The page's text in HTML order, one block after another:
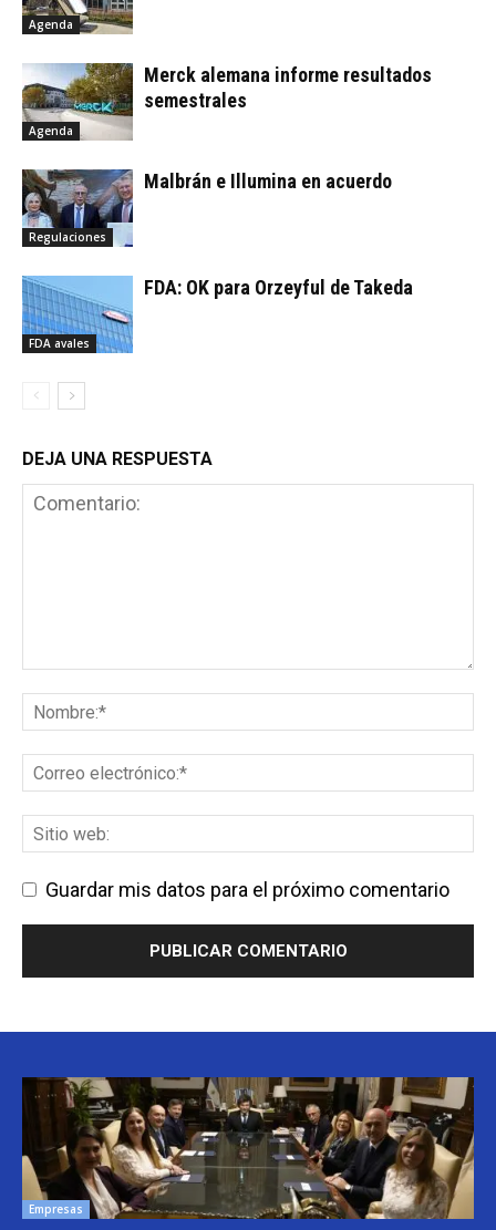
Agenda
Agenda
Merck alemana informe resultados
semestrales
Regulaciones
Malbrán e Illumina en acuerdo
FDA avales
FDA: OK para Orzeyful de Takeda
DEJA UNA RESPUESTA
Guardar mis datos para el próximo comentario
Empresas